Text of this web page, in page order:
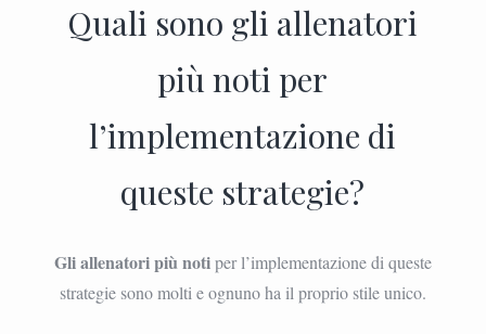
Quali sono gli allenatori
più noti per
l’implementazione di
queste strategie?
Gli allenatori più notiper l’implementazione di queste
strategie sono molti e ognuno ha il proprio stile unico.